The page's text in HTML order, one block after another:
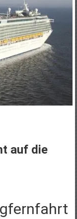
auf die